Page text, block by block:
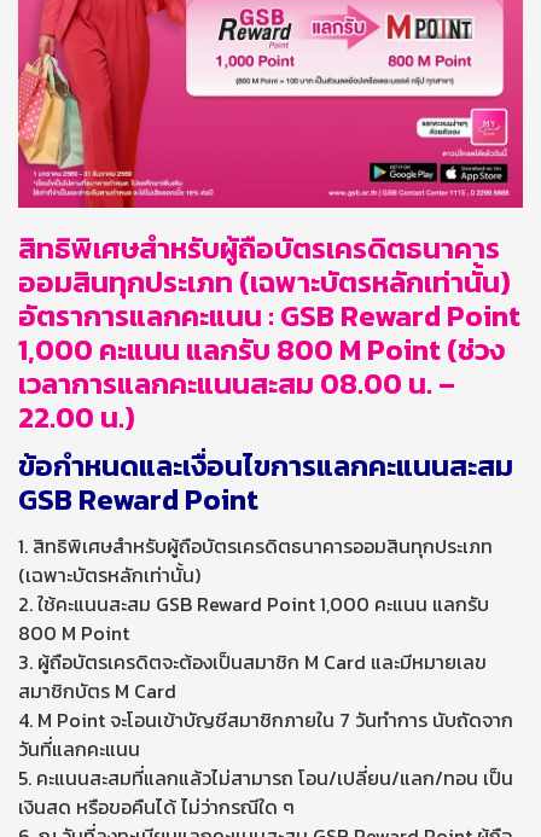
สิทธิพิเศษสำหรับผู้ถือบัตรเครดิตธนาคาร
ออมสินทุกประเภท (เฉพาะบัตรหลักเท่านั้น)
อัตราการแลกคะแนน : GSB Reward Point
1,000 คะแนน แลกรับ 800 M Point (ช่วง
เวลาการแลกคะแนนสะสม 08.00 น. –
22.00 น.)
ข้อกำหนดและเงื่อนไขการแลกคะแนนสะสม
GSB Reward Point
1. สิทธิพิเศษสำหรับผู้ถือบัตรเครดิตธนาคารออมสินทุกประเภท
(เฉพาะบัตรหลักเท่านั้น)
2. ใช้คะแนนสะสม GSB Reward Point 1,000 คะแนน แลกรับ
800 M Point
3. ผู้ถือบัตรเครดิตจะต้องเป็นสมาชิก M Card และมีหมายเลข
สมาชิกบัตร M Card
4. M Point จะโอนเข้าบัญชีสมาชิกภายใน 7 วันทำการ นับถัดจาก
วันที่แลกคะแนน
5. คะแนนสะสมที่แลกแล้วไม่สามารถ โอน/เปลี่ยน/แลก/ทอน เป็น
เงินสด หรือขอคืนได้ ไม่ว่ากรณีใด ๆ